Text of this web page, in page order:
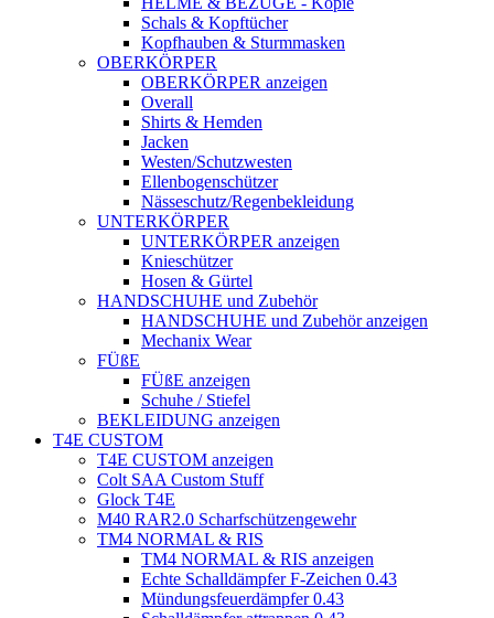
Schals & Kopftücher
Kopfhauben & Sturmmasken
OBERKÖRPER
OBERKÖRPER anzeigen
Overall
Shirts & Hemden
Jacken
Westen/Schutzwesten
Ellenbogenschützer
Nässeschutz/Regenbekleidung
UNTERKÖRPER
UNTERKÖRPER anzeigen
Knieschützer
Hosen & Gürtel
HANDSCHUHE und Zubehör
HANDSCHUHE und Zubehör anzeigen
Mechanix Wear
FÜßE
FÜßE anzeigen
Schuhe / Stiefel
BEKLEIDUNG anzeigen
T4E CUSTOM
T4E CUSTOM anzeigen
Colt SAA Custom Stuff
Glock T4E
M40 RAR2.0 Scharfschützengewehr
TM4 NORMAL & RIS
TM4 NORMAL & RIS anzeigen
Echte Schalldämpfer F-Zeichen 0.43
Mündungsfeuerdämpfer 0.43